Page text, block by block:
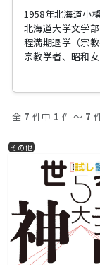
1958年北海道小
北海道大学文学
程満期退学（宗教
宗教学者、昭和
宗教」』（ディス
書）
『人は「死後の
『面白くて眠れ
『教養としての
（幻冬舎新書）
『信じない人の
ほか多数。
全 7 件中 1 件 〜 7
その他